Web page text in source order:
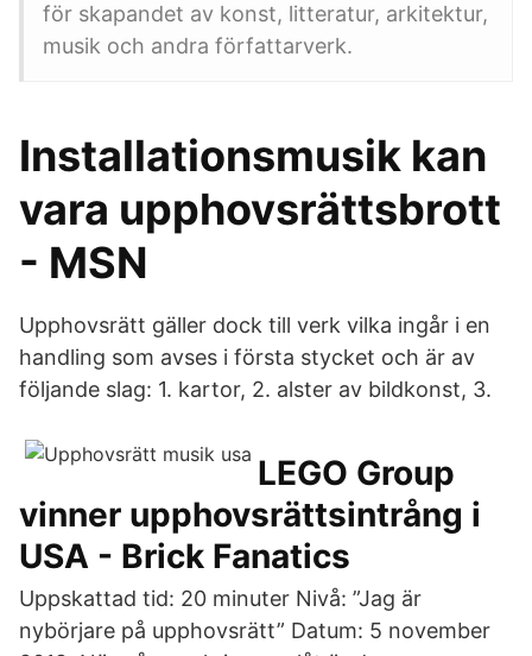
för skapandet av konst, litteratur, arkitektur,
musik och andra författarverk.
Installationsmusik kan
vara upphovsrättsbrott
- MSN
Upphovsrätt gäller dock till verk vilka ingår i en
handling som avses i första stycket och är av
följande slag: 1. kartor, 2. alster av bildkonst, 3.
LEGO Group
vinner upphovsrättsintrång i
USA - Brick Fanatics
Uppskattad tid: 20 minuter Nivå: ”Jag är
nybörjare på upphovsrätt” Datum: 5 november